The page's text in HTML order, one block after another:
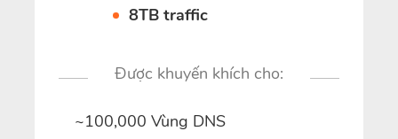
8TB traffic
Được khuyến khích cho:
~100,000 Vùng DNS